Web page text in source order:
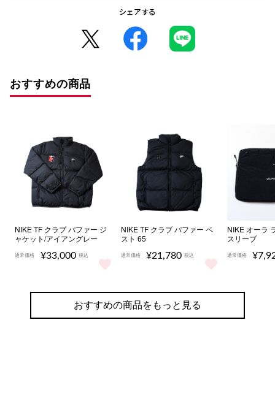
手囲い：すべての指をそろえ、各指の第3関節付近にメジャーを巻
きつけるようにして測定した手の周囲の長さ
メーカー・機種・画面設定等により、実際の商品の色と異なって見える
※デザインなどの仕様が予告なく変更になることがございます。
○コンビニ決済をご利用のお客様へ○
自動的にキャンセルとなりますので、十分にご注意下さい。
※2020年12月1日から、振り込み期限が7日から3日に短縮となりまし
シェアする
おすすめの商品
NIKE TF クラブ パファー ジ
ャケット/アイアングレー
通常価格 ¥33,000 税込
NIKE TF クラブ パファー ジャケット/アイアングレー をも
NIKE TF クラブ パファー ベ
スト 65
通常価格 ¥21,780 税込
NIKE TF クラブ パファー ベスト
NIKE オーラ
スリーブ
通常価格
おすすめの商品をもっと見る